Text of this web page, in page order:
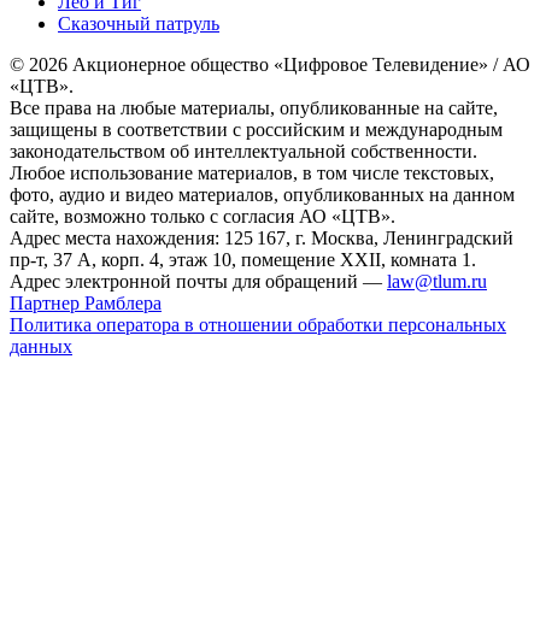
Сказочный патруль
© 2026 Акционерное общество «Цифровое Телевидение» / АО
«ЦТВ».
Все права на любые материалы, опубликованные на сайте,
защищены в соответствии с российским и международным
законодательством об интеллектуальной собственности.
Любое использование материалов, в том числе текстовых,
фото, аудио и видео материалов, опубликованных на данном
сайте, возможно только с согласия АО «ЦТВ».
Адрес места нахождения: 125 167, г. Москва, Ленинградский
пр-т, 37 А, корп. 4, этаж 10, помещение XXII, комната 1.
Адрес электронной почты для обращений — law@tlum.ru
Партнер Рамблера
Политика оператора в отношении обработки персональных
данных